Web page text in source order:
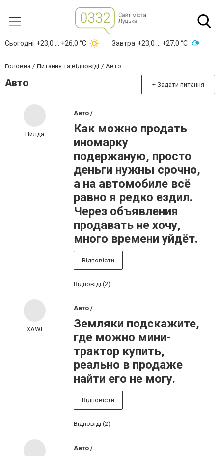
Сьогодні +23,0 ... +26,0 °С Завтра +23,0 ... +27,0 °С
Головна Питання та відповіді Авто
Авто + Задати питання
Нилда
Авто /
Как можно продать
иномарку
подержаную, просто
деньги нужны срочно,
а на автомобиле всё
равно я редко ездил.
Через объявления
продавать не хочу,
много времени уйдёт.
Відповісти
Відповіді (2)
XAWI
Авто /
Земляки подскажите,
где можно мини-
трактор купить,
реально в продаже
найти его не могу.
Відповісти
Відповіді (2)
Авто /